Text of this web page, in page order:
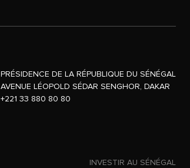
PRÉSIDENCE DE LA RÉPUBLIQUE DU SÉNÉGAL
AVENUE LÉOPOLD SÉDAR SENGHOR, DAKAR
+221 33 880 80 80
INVESTIR AU SÉNÉGAL